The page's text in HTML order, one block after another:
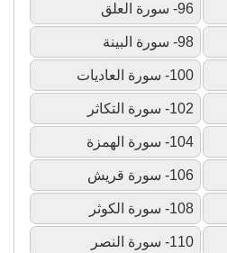
96- سورة العلق
98- سورة البينة
100- سورة العاديات
102- سورة التكاثر
104- سورة الهمزة
106- سورة قريش
108- سورة الكوثر
110- سورة النصر